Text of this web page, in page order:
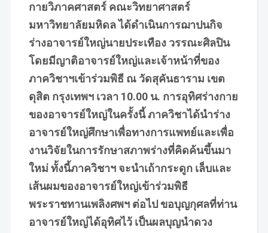
กายวิภาคศาสตร์ คณะวิทยาศาสตร์
มหาวิทยาลัยมหิดล ได้ดำเนินการฌาปนกิจ
ร่างอาจารย์ใหญ่นายประเทือง วรรณะศิลปิน
โดยมีญาติอาจารย์ใหญ่และเจ้าหน้าที่ของ
ภาควิชาฯเข้าร่วมพิธี ณ วัดสุคันธาราม เขต
ดุสิต กรุงเทพฯ เวลา 10.00 น. การอุทิศร่างกาย
ของอาจารย์ใหญ่ในครั้งนี้ ภาควิชาได้นำร่าง
อาจารย์ใหญ่ศึกษาเพื่อทางการแพทย์และเพื่อ
งานวิจัยในการรักษาสภาพร่างที่คิดค้นขึ้นมา
ใหม่ ทั้งนี้ภาควิชาฯ จะนำเถ้ากระดูก เล็บและ
เส้นผมของอาจารย์ใหญ่เข้าร่วมพิธี
พระราชทานเพลิงศพฯ ต่อไป ขอบุญกุศลที่ท่าน
อาจารย์ใหญ่ได้อุทิศไว้ เป็นผลบุญนำดวง